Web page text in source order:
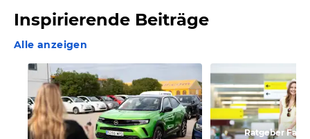
Inspirierende Beiträge
Alle anzeigen
Ratgeber